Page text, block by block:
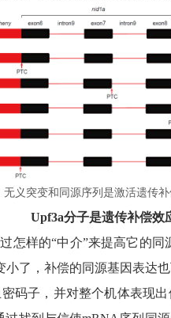
无义突变和同源序列是激活遗传
Upf3a分子是遗传补偿效
怎样的“中介”来提高它的
了，补偿的同源基因表达
码子，并对整个机体表现